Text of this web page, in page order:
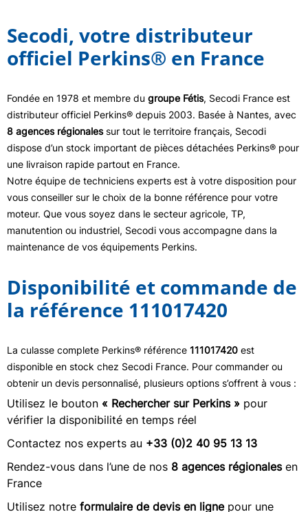
Secodi, votre distributeur
officiel Perkins® en France
Fondée en 1978 et membre du groupe Fétis, Secodi France est
distributeur officiel Perkins® depuis 2003. Basée à Nantes, avec
8 agences régionalessur tout le territoire français, Secodi
dispose d’un stock important de pièces détachées Perkins® pour
une livraison rapide partout en France.
Notre équipe de techniciens experts est à votre disposition pour
vous conseiller sur le choix de la bonne référence pour votre
moteur. Que vous soyez dans le secteur agricole, TP,
manutention ou industriel, Secodi vous accompagne dans la
maintenance de vos équipements Perkins.
Disponibilité et commande de
la référence 111017420
La culasse complete Perkins® référence 111017420 est
disponible en stock chez Secodi France. Pour commander ou
obtenir un devis personnalisé, plusieurs options s’offrent à vous :
Utilisez le bouton « Rechercher sur Perkins » pour
vérifier la disponibilité en temps réel
Contactez nos experts au +33 (0)2 40 95 13 13
Rendez-vous dans l’une de nos 8 agences régionalesen
France
Utilisez notre formulaire de devis en lignepour une